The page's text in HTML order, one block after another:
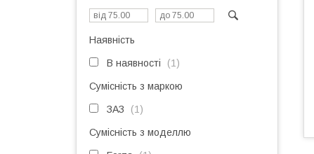
Наявність
В наявності 1
Сумісність з маркою
ЗАЗ 1
Сумісність з моделлю